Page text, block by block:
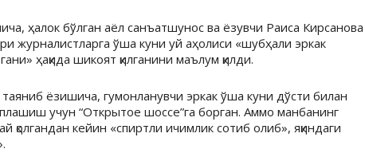
ҳалок бўлган аёл санъатшунос ва ёзувчи Раиса Кирсанова
журналистларга ўша куни уй аҳолиси «шубҳали эркак
ҳақида шикоят қилганини маълум қилди.
ёзишича, гумонланувчи эркак ўша куни дўсти билан
учун “Открытое шоссе”га борган. Аммо манбанинг
кейин «спиртли ичимлик сотиб олиб», яқиндаги